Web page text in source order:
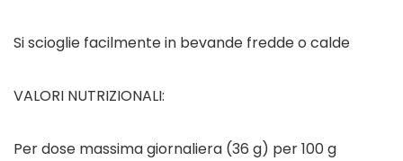
Si scioglie facilmente in bevande fredde o calde
VALORI NUTRIZIONALI:
Per dose massima giornaliera (36 g) per 100 g